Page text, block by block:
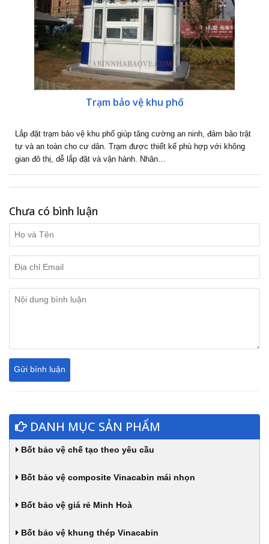
Trạm bảo vệ khu phố
Lắp đặt trạm bảo vệ khu phố giúp tăng cường an ninh, đảm bảo trật
tự và an toàn cho cư dân. Trạm được thiết kế phù hợp với không
gian đô thị, dễ lắp đặt và vận hành. Nhân…
Chưa có bình luận
DANH MỤC SẢN PHẨM
Bốt bảo vệ chế tạo theo yêu cầu
Bốt bảo vệ composite Vinacabin mái nhọn
Bốt bảo vệ giá rẻ Minh Hoà
Bốt bảo vệ khung thép Vinacabin